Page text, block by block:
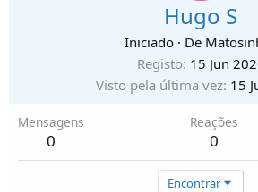
Hugo S
Iniciado · De
Registo 15 Jun
Visto pela última vez 15
Mensagens
0
Reações
0
Encontrar